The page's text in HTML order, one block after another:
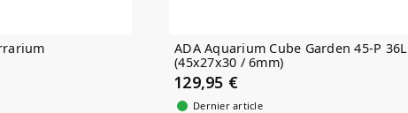
ADA Aquarium Cube Garden 45-P 36L
(45x27x30 / 6mm)
129,95 €
Dernier article